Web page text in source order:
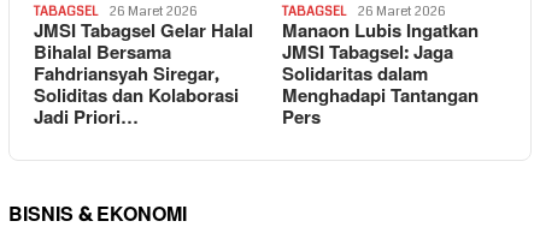
TABAGSEL 26 Maret 2026
JMSI Tabagsel Gelar Halal
Bihalal Bersama
Fahdriansyah Siregar,
Soliditas dan Kolaborasi
Jadi Priori…
TABAGSEL 26 Maret 2026
Manaon Lubis Ingatkan
JMSI Tabagsel: Jaga
Solidaritas dalam
Menghadapi Tantangan
Pers
BISNIS & EKONOMI